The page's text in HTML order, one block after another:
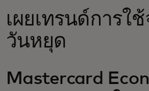
สำหรับผู้สร้างนวัตกรรม
เผยเทรนด์การใ
วันหยุด
Mastercard